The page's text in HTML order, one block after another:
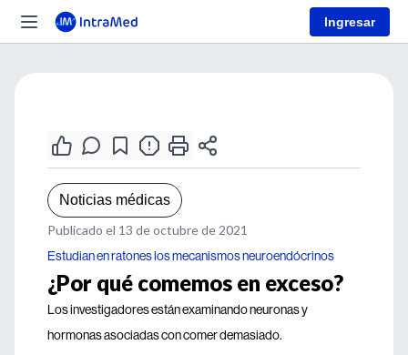
Ingresar
Noticias médicas
Publicado el 13 de octubre de 2021
Estudian en ratones los mecanismos neuroendócrinos
¿Por qué comemos en exceso?
Los investigadores están examinando neuronas y
hormonas asociadas con comer demasiado.